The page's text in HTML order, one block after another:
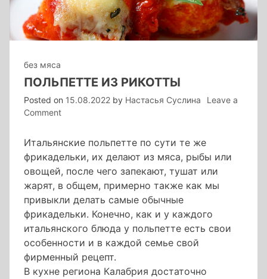
без мяса
ПОЛЬПЕТТЕ ИЗ РИКОТТЫ
Posted on 15.08.2022 by Настасья Суслина
Leave a
Commenton
рикотты
Итальянские польпетте по сути те же
фрикадельки, их делают из мяса, рыбы или
овощей, после чего запекают, тушат или
жарят, в общем, примерно также как мы
привыкли делать самые обычные
фрикадельки. Конечно, как и у каждого
итальянского блюда у польпетте есть свои
особенности и в каждой семье свой
фирменный рецепт.
В кухне региона Калабрия достаточно